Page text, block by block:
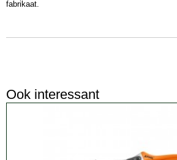
fabrikaat.
Ook interessant